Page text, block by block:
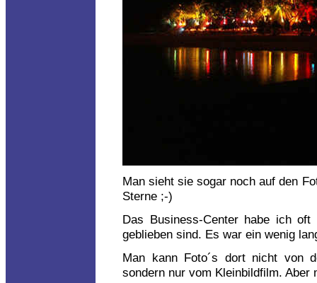
Man sieht sie sogar noch auf den
Sterne ;-)
Das Business-Center habe ich
geblieben sind. Es war ein wenig
Man kann Foto´s dort nicht von
sondern nur vom Kleinbildfilm. Aber